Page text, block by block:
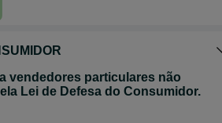
vendedores particulares não
Lei de Defesa do Consumidor.